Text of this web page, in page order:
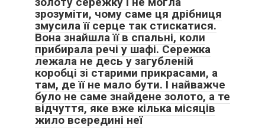
зрозуміти, чому саме ця дрібниця
змусила її серце так стискатися.
Вона знайшла її в спальні, коли
прибирала речі у шафі. Сережка
лежала не десь у загубленій
коробці зі старими прикрасами, а
там, де її не мало бути. І найважче
було не саме знайдене золото, а те
відчуття, яке вже кілька місяців
жило всередині неї